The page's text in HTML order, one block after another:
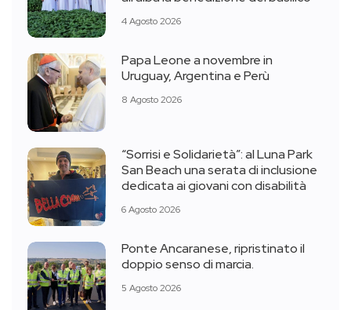
4 Agosto 2026
Papa Leone a novembre in
Uruguay, Argentina e Perù
8 Agosto 2026
“Sorrisi e Solidarietà”: al Luna Park
San Beach una serata di inclusione
dedicata ai giovani con disabilità
6 Agosto 2026
Ponte Ancaranese, ripristinato il
doppio senso di marcia.
5 Agosto 2026